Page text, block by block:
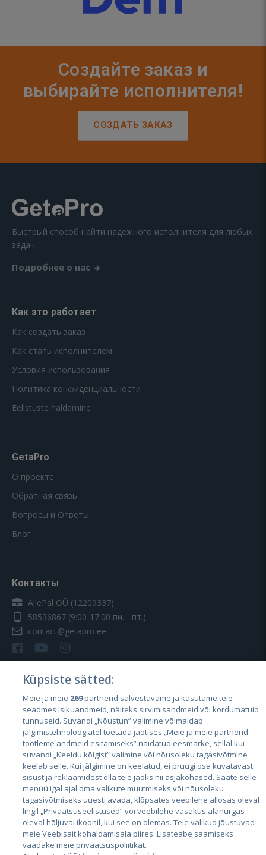
Создайте заказ и
выбирайте исполнителя!
СОЗДАТЬ ЗАКАЗ
Быстрый способ найти надежного исполнителя для любых
задач.
Подробнее о нас
Как это работает
Как создать заказ
Как стать исполнителем
Условия использования
Политика конфиденциальности
Eelistuste haldamine
GetaPro
О проекте
Обратная связь
Вопросы и Ответы
Блог
Контакты
AllePal OÜ (12209337)
58536867 (9:00-17:00 пн. - пт.)
contact@getapro.ee
Страны
Эстония
Латвия
Литва
Küpsiste sätted:
Meie ja meie 269partnerid salvestavame ja kasutame teie
seadmes isikuandmeid, näiteks sirvimisandmeid või kordumatuid
tunnuseid. Suvandi „Nõustun” valimine võimaldab
jälgimistehnoloogiatel toetada jaotises „Meie ja meie partnerid
töötleme andmeid esitamiseks” näidatud eesmärke, sellal kui
suvandi „Keeldu kõigist” valimine või nõusoleku tagasivõtmine
keelab selle. Kui jälgimine on keelatud, ei pruugi osa kuvatavast
sisust ja reklaamidest olla teie jaoks nii asjakohased. Saate selle
menüü igal ajal oma valikute muutmiseks või nõusoleku
tagasivõtmiseks uuesti avada, klõpsates veebilehe allosas oleval
lingil „Privaatsuseelistused” või veebilehe vasakus alanurgas
oleval hõljuval ikoonil, kui see on olemas. Teie valikud jõustuvad
meie Veebisait kohaldamisala piires. Lisateabe saamiseks
vaadake meie privaatsuspoliitikat.